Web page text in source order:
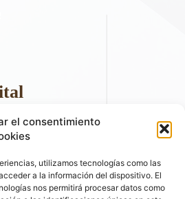
el consentimiento
utilizamos tecnologías como las
a la información del dispositivo. El
nos permitirá procesar datos como
redes sociales